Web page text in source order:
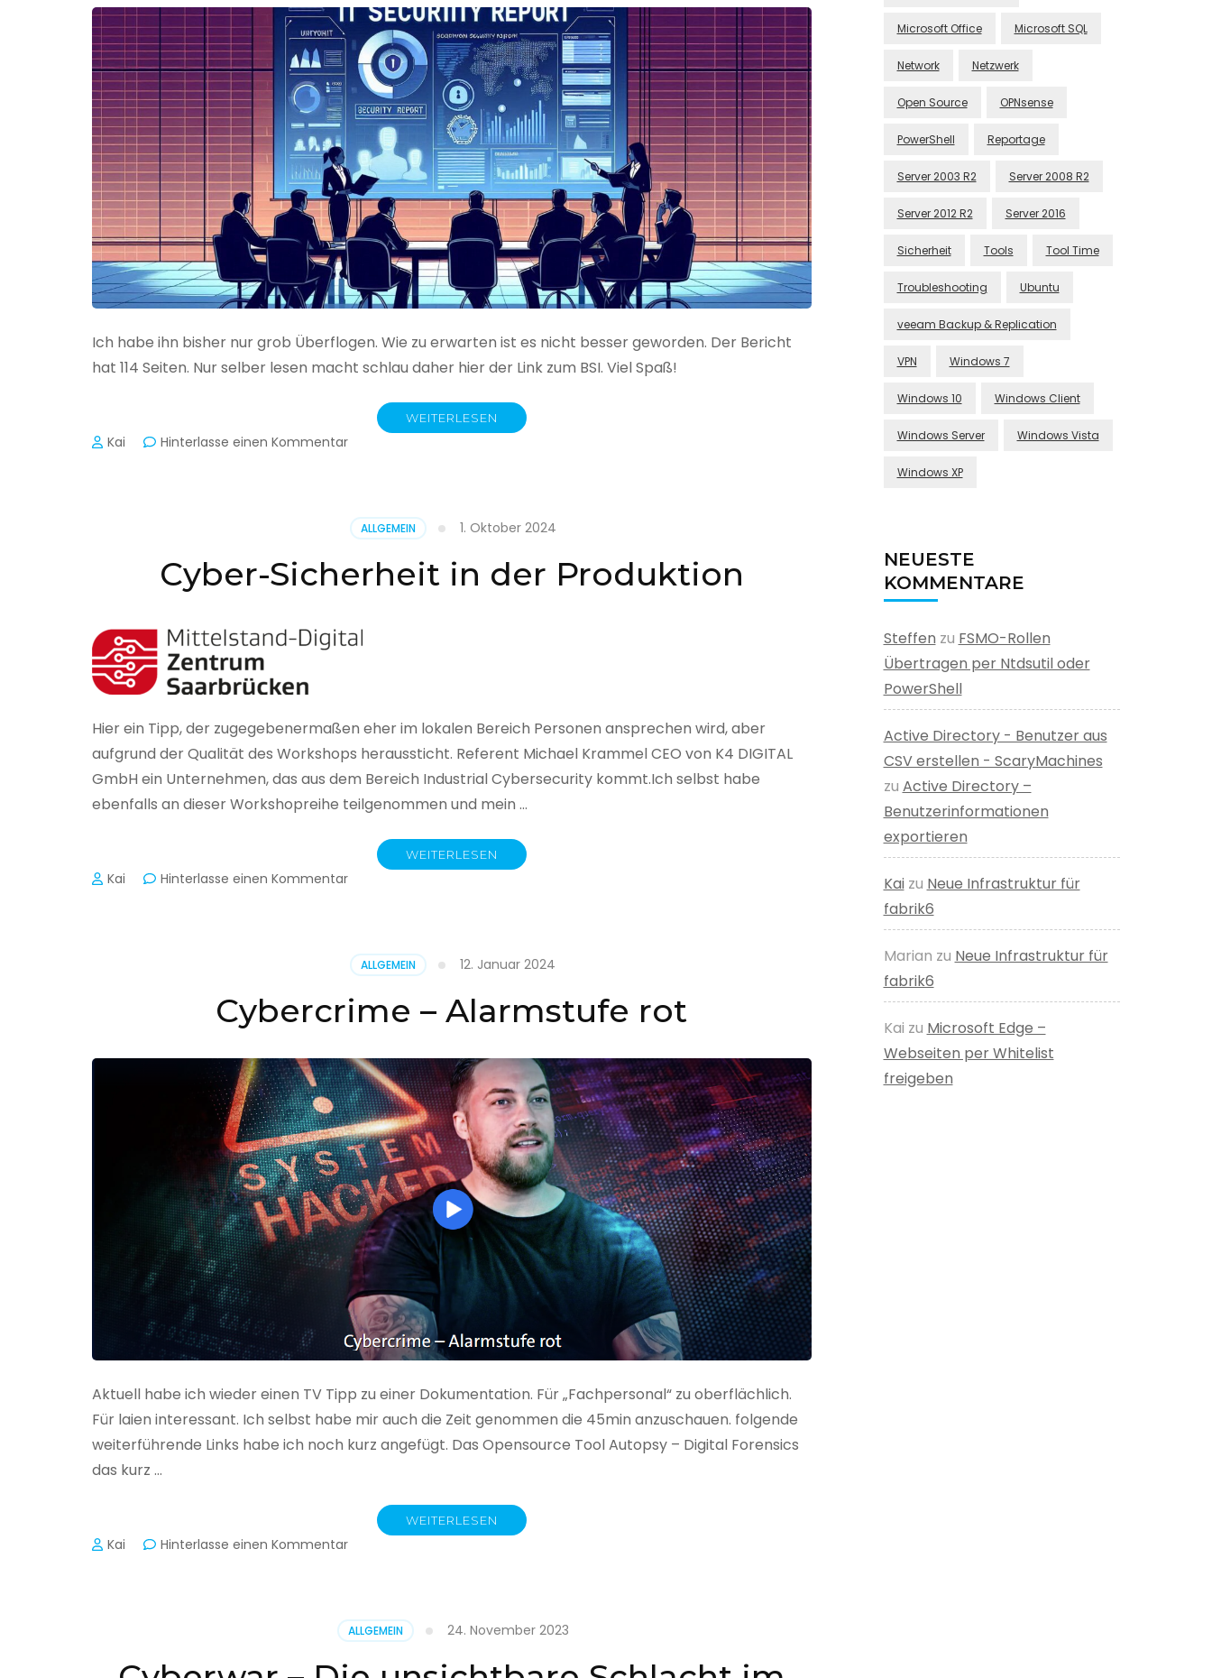
Ich habe ihn bisher nur grob Überflogen. Wie zu erwarten ist es nicht besser geworden. Der Bericht
hat 114 Seiten. Nur selber lesen macht schlau daher hier der Link zum BSI. Viel Spaß!
WEITERLESEN
Kai Hinterlasse einen Kommentarzu
heute
seinen
zur
in
Deutschland
ALLGEMEIN 1. Oktober 2024
Cyber-Sicherheit in der Produktion
Hier ein Tipp, der zugegebenermaßen eher im lokalen Bereich Personen ansprechen wird, aber
aufgrund der Qualität des Workshops heraussticht. Referent Michael Krammel CEO von K4 DIGITAL
GmbH ein Unternehmen, das aus dem Bereich Industrial Cybersecurity kommt.Ich selbst habe
ebenfalls an dieser Workshopreihe teilgenommen und mein …
WEITERLESEN
Kai Hinterlasse einen Kommentarzu
der
Produktion
ALLGEMEIN 12. Januar 2024
Cybercrime – Alarmstufe rot
Aktuell habe ich wieder einen TV Tipp zu einer Dokumentation. Für „Fachpersonal“ zu oberflächlich.
Für laien interessant. Ich selbst habe mir auch die Zeit genommen die 45min anzuschauen. folgende
weiterführende Links habe ich noch kurz angefügt. Das Opensource Tool Autopsy – Digital Forensics
das kurz …
WEITERLESEN
Kai Hinterlasse einen Kommentarzu
rot
ALLGEMEIN 24. November 2023
Microsoft Office Microsoft SQL
Network Netzwerk
Open Source OPNsense
PowerShell Reportage
Server 2003 R2 Server 2008 R2
Server 2012 R2 Server 2016
Sicherheit Tools Tool Time
Troubleshooting Ubuntu
veeam Backup & Replication
VPN Windows 7
Windows 10 Windows Client
Windows Server Windows Vista
Windows XP
NEUESTE
KOMMENTARE
Steffen zu FSMO-Rollen
Übertragen per Ntdsutil oder
PowerShell
Active Directory - Benutzer aus
CSV erstellen - ScaryMachines
zu Active Directory –
Benutzerinformationen
exportieren
Kaizu Neue Infrastruktur für
fabrik6
Marian zu Neue Infrastruktur für
fabrik6
Kai zu Microsoft Edge –
Webseiten per Whitelist
freigeben